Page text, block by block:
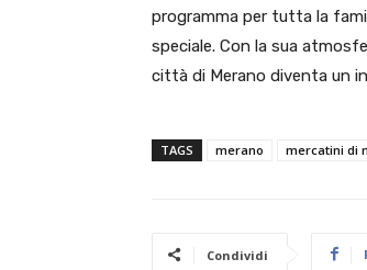
programma per tutta la
speciale. Con la sua
città di Merano diventa un
TAGS merano mercatini di
Condividi